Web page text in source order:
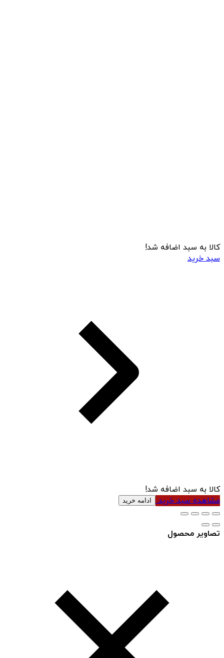
کالا به سبد اضافه شد!
سبد خرید
کالا به سبد اضافه شد!
مشاهده سبد خرید ادامه خرید
تصاویر محصول